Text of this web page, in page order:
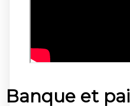
Banque et